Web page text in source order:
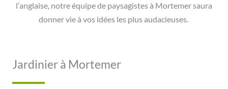
l’anglaise, notre équipe de paysagistes à Mortemer saura
donner vie à vos idées les plus audacieuses.
Jardinier à Mortemer